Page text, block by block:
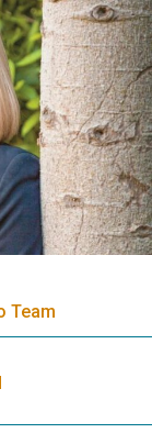
Team